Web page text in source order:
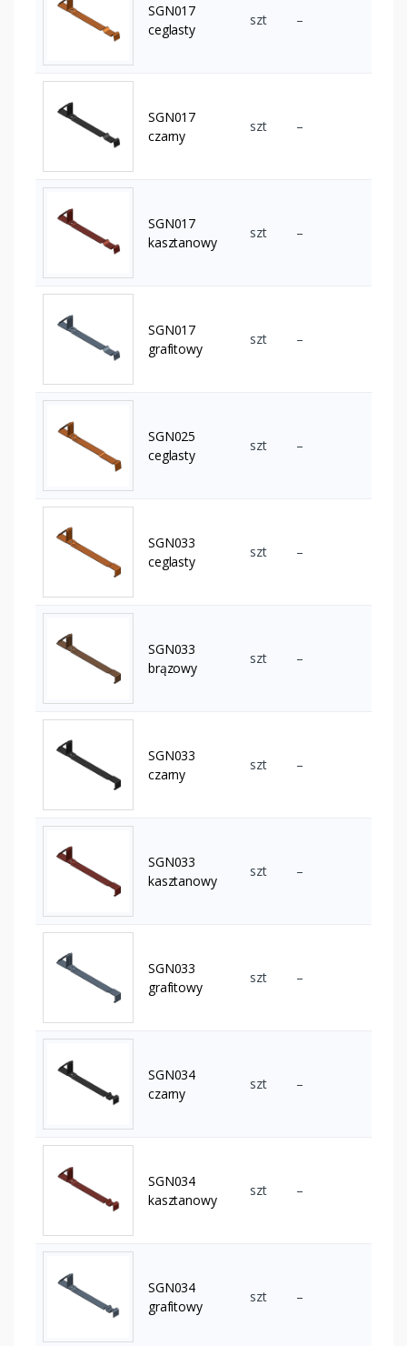
SGN017
ceglasty
szt –
SGN017
czarny
szt –
SGN017
kasztanowy
szt –
SGN017
grafitowy
szt –
SGN025
ceglasty
szt –
SGN033
ceglasty
szt –
SGN033
brązowy
szt –
SGN033
czarny
szt –
SGN033
kasztanowy
szt –
SGN033
grafitowy
szt –
SGN034
czarny
szt –
SGN034
kasztanowy
szt –
SGN034
grafitowy
szt –